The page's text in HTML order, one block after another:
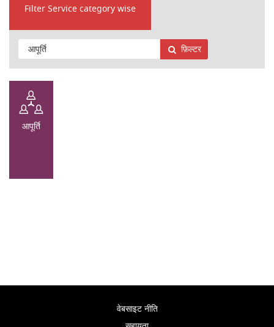
Filter Service category wise
फ़िल्टर
आपूर्ति
वेबसाइट नीति